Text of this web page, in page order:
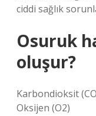
ciddi sağlık
Osuruk
oluşur?
Karbondioksit
Oksijen (O2)